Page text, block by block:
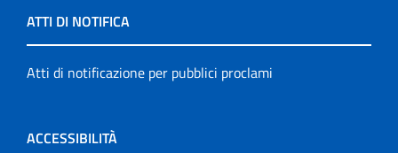
ATTI DI NOTIFICA
Atti di notificazione per pubblici proclami
ACCESSIBILITÀ